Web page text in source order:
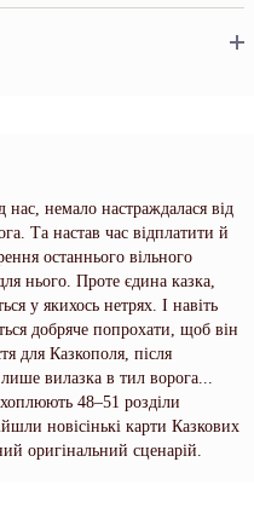
немало настраждалася від
Та настав час відплатити й
останнього вільного
нього. Проте єдина казка,
у якихось нетрях. І навіть
добряче попрохати, щоб він
для Казкополя, після
вилазка в тил ворога...
48–51 розділи
новісінькі карти Казкових
оригінальний сценарій.